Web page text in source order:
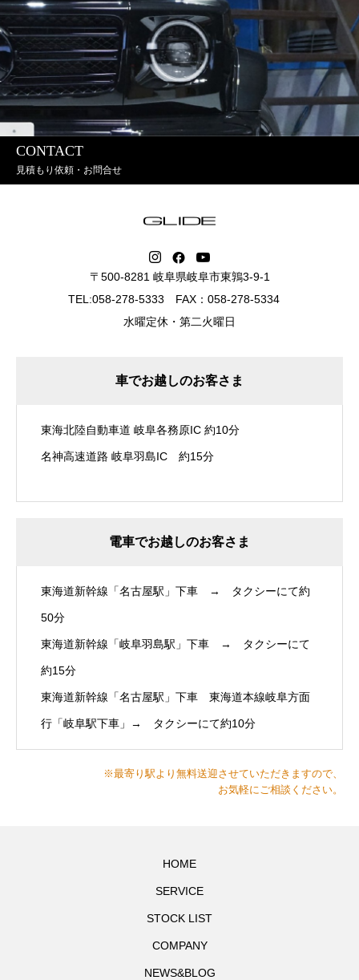
CONTACT
見積もり依頼・お問合せ
〒500-8281 岐阜県岐阜市東鶉3-9-1
TEL:058-278-5333 FAX：058-278-5334
水曜定休・第二火曜日
車でお越しのお客さま
東海北陸自動車道 岐阜各務原IC 約10分
名神高速道路 岐阜羽島IC 約15分
電車でお越しのお客さま
東海道新幹線「名古屋駅」下車 → タクシーにて約
50分
東海道新幹線「岐阜羽島駅」下車 → タクシーにて
約15分
東海道新幹線「名古屋駅」下車 東海道本線岐阜方面
行「岐阜駅下車」→ タクシーにて約10分
※最寄り駅より無料送迎させていただきますので、
お気軽にご相談ください。
HOME
SERVICE
STOCK LIST
COMPANY
NEWS&BLOG